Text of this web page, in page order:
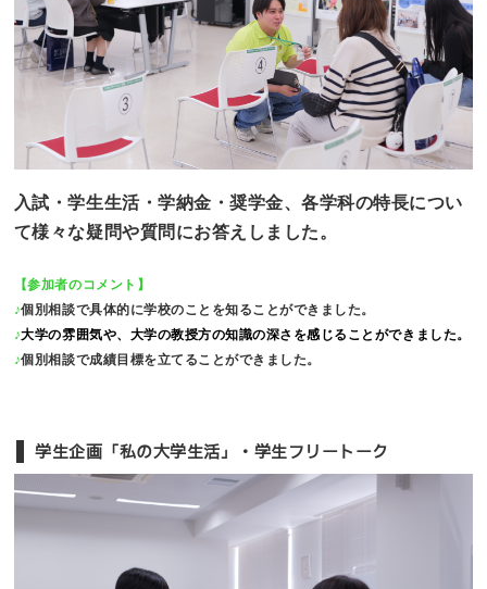
入試・学生生活・学納金・奨学金、各学科の特長につい
て様々な疑問や質問にお答えしました。
【参加者のコメント】
♪個別相談で具体的に学校のことを知ることができました。
♪大学の雰囲気や、大学の教授方の知識の深さを感じることができました。
♪個別相談で成績目標を立てることができました。
学生企画「私の大学生活」・学生フリートーク